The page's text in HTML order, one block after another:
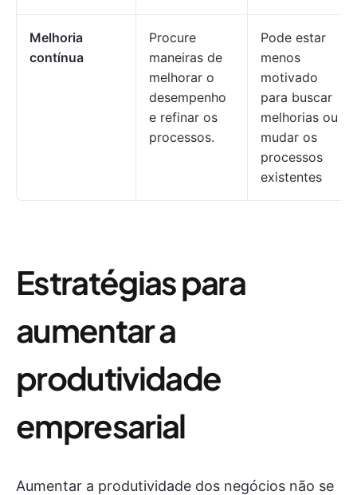
Melhoria
contínua
Procure
maneiras de
melhorar o
desempenho
e refinar os
processos.
Pode estar
menos
motivado
para buscar
melhorias ou
mudar os
processos
existentes
Estratégias para
aumentar a
produtividade
empresarial
Aumentar a produtividade dos negócios não se